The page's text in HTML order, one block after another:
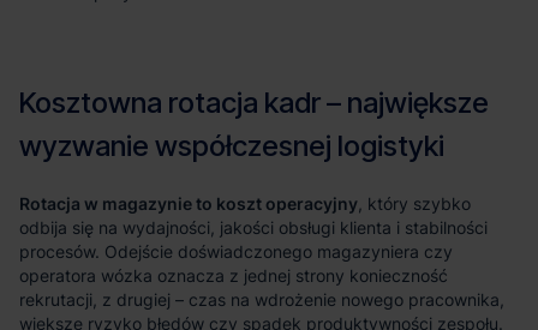
Rotacja w magazynie to koszt operacyjny